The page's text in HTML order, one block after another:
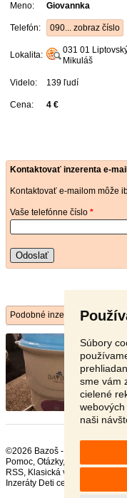
Súbory
sme vám
cielené
naši
Meno: Giovannka
Telefón: 090... zobraz číslo
Lokalita: 031 01
Mikuláš
Videlo: 139 ľudí
Cena: 4 €
Kontaktovať inzerenta e-
Kontaktovať e-mailom môže
Vaše telefónne číslo *
Odoslať
Podobné inzeráty
8 €
©2026 Bazoš -
Inzercia,
Pomoc, Otázky, Hodnotenie
RSS,
Inzeráty Deti celkom:
,